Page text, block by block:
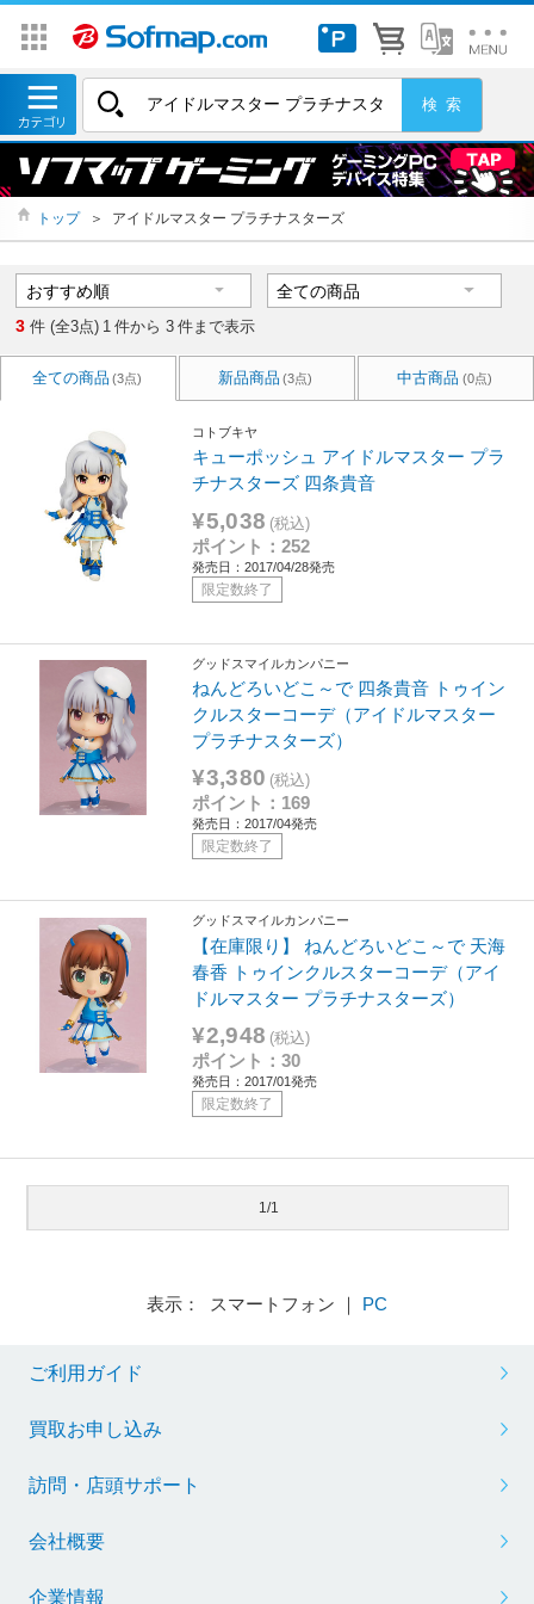
トップ ＞ アイドルマスター プラチナスターズ
3 件 (全3点) 1 件から 3 件まで表示
全ての商品 (3点) 新品商品 (3点) 中古商品 (0点)
コトブキヤ
キューポッシュ アイドルマスター プラ
チナスターズ 四条貴音
¥5,038 (税込)
ポイント：252
発売日：2017/04/28発売
限定数終了
グッドスマイルカンパニー
ねんどろいどこ～で 四条貴音 トゥイン
クルスターコーデ（アイドルマスター
プラチナスターズ）
¥3,380 (税込)
ポイント：169
発売日：2017/04発売
限定数終了
グッドスマイルカンパニー
【在庫限り】 ねんどろいどこ～で 天海
春香 トゥインクルスターコーデ（アイ
ドルマスター プラチナスターズ）
¥2,948 (税込)
ポイント：30
発売日：2017/01発売
限定数終了
1/1
表示： スマートフォン ｜ PC
ご利用ガイド
買取お申し込み
訪問・店頭サポート
会社概要
企業情報